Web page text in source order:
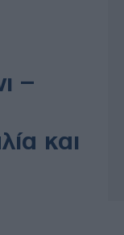
–
και